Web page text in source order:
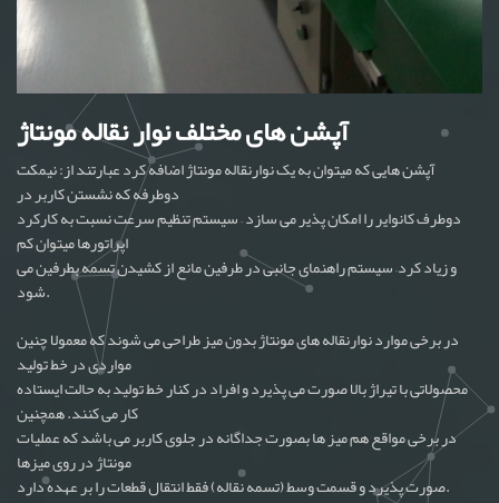
آپشن های مختلف نوار نقاله مونتاژ
آپشن هایی که میتوان به یک نوارنقاله مونتاژ اضافه کرد عبارتند از: نیمکت
دوطرفه که نشستن کاربر در
دوطرف کانوایر را امکان پذیر می سازد – سیستم تنظیم سرعت نسبت به کارکرد
اپراتورها میتوان کم
و زیاد کرد– سیستم راهنمای جانبی در طرفین مانع از کشیدن تسمه بطرفین می
شود.
در برخی موارد نوارنقاله های مونتاژ بدون میز طراحی می شوند که معمولا چنین
مواردی در خط تولید
محصولاتی با تیراژ بالا صورت می پذیرد و افراد در کنار خط تولید به حالت ایستاده
کار می کنند. همچنین
در برخی مواقع هم میز ها بصورت جداگانه در جلوی کاربر می باشد که عملیات
مونتاژ در روی میزها
صورت پذیرد و قسمت وسط (تسمه نقاله) فقط انتقال قطعات را بر عهده دارد.